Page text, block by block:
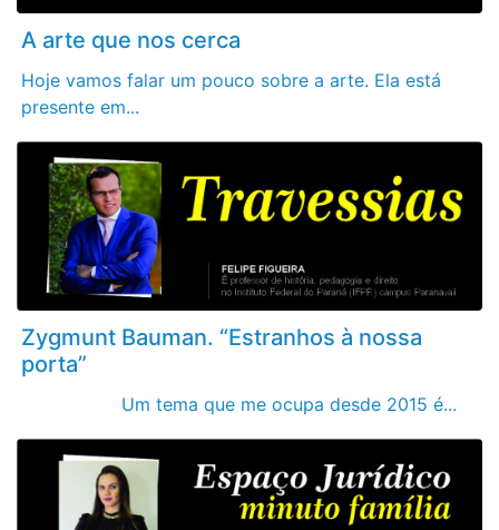
A arte que nos cerca
Hoje vamos falar um pouco sobre a arte. Ela está
presente em...
Zygmunt Bauman. “Estranhos à nossa
porta”
Um tema que me ocupa desde 2015 é...